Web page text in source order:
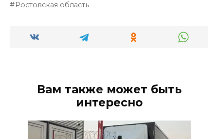
Ростовская область
Вам также может быть
интересно